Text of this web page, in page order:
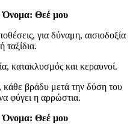
Όνομα: Θεέ μου
για δύναμη, αισιοδοξία
ταξίδια.
κατακλυσμός και κεραυνοί.
κάθε βράδυ μετά την δύση του
φύγει η αρρώστια.
Όνομα: Θεέ μου